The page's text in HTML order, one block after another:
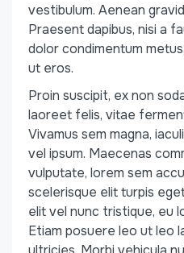
vestibulum. Aenean
Praesent dapibus, nisi a
dolor condimentum
ut eros.
Proin suscipit, ex non
laoreet felis, vitae
Vivamus sem magna,
vel ipsum. Maecenas
vulputate, lorem sem
scelerisque elit turpis
elit vel nunc tristique, eu
Etiam posuere leo ut leo